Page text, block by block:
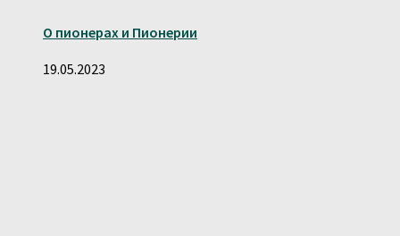
О пионерах и Пионерии
19.05.2023